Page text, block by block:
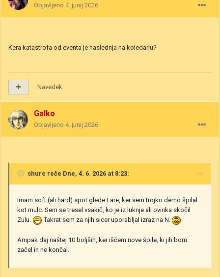
Objavljeno 4. junij 2026
Kera katastrofa od eventa je naslednja na koledarju?
Navedek
Galko
Objavljeno 4. junij 2026
shure reče Dne, 4. 6. 2026 at 8:23:
Imam soft (ali hard) spot glede Lare, ker sem trojko demo špilal
kot mulc. Sem se tresel vsakič, ko je iz luknje ali ovinka skočil
Zulu.
Takrat sem za njih sicer uporabljal izraz na N.
Ampak daj naštej 10 boljših, ker iščem nove špile, ki jih bom
začel in ne končal.